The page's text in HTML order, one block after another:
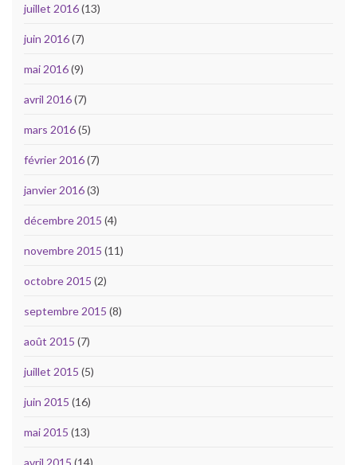
juillet 2016(13)
juin 2016(7)
mai 2016(9)
avril 2016(7)
mars 2016(5)
février 2016(7)
janvier 2016(3)
décembre 2015 (4)
novembre 2015 (11)
octobre 2015 (2)
septembre 2015 (8)
août 2015 (7)
juillet 2015 (5)
juin 2015 (16)
mai 2015 (13)
avril 2015 (14)